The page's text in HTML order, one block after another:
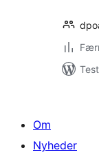
Om
Nyheder